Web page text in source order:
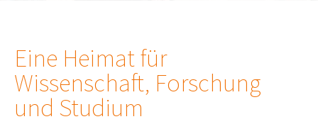
Eine Heimat für
Wissenschaft, Forschung
und Studium